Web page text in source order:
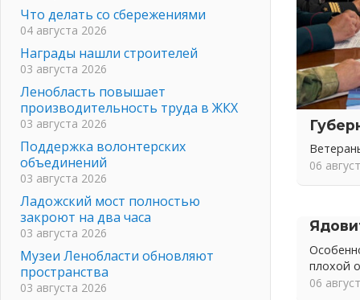
06
плохой
06
Что делать со сбережениями
04 августа 2026
Награды нашли строителей
03 августа 2026
Ленобласть повышает
производительность труда в ЖКХ
03 августа 2026
Поддержка волонтерских
объединений
03 августа 2026
Ладожский мост полностью
закроют на два часа
03 августа 2026
Музеи Ленобласти обновляют
пространства
03 августа 2026